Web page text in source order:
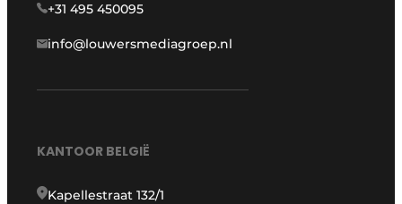
+31 495 450095
info@louwersmediagroep.nl
KANTOOR BELGIË
Kapellestraat 132/1